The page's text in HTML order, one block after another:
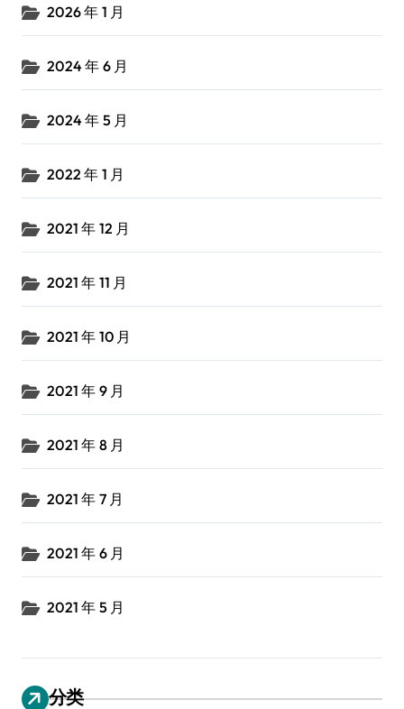
2026 年 1 月
2024 年 6 月
2024 年 5 月
2022 年 1 月
2021 年 12 月
2021 年 11 月
2021 年 10 月
2021 年 9 月
2021 年 8 月
2021 年 7 月
2021 年 6 月
2021 年 5 月
分类